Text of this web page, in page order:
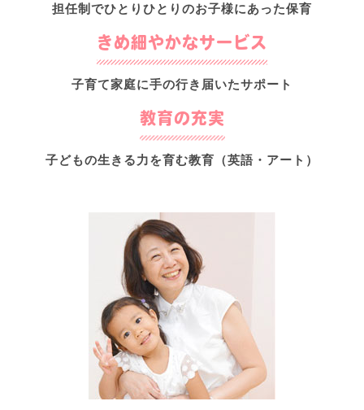
担任制でひとりひとりのお子様にあった保育
きめ細やかなサービス
子育て家庭に手の行き届いたサポート
教育の充実
子どもの生きる力を育む教育（英語・アート）